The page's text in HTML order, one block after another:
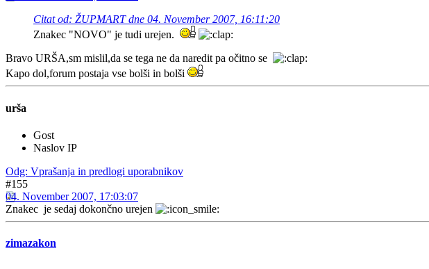
Citat od: ŽUPMART dne 04. November 2007, 16:11:20
Znakec "NOVO" je tudi urejen.
Bravo URŠA,sm mislil,da se tega ne da naredit pa očitno se
Kapo dol,forum postaja vse bolši in bolši
urša
Gost
Naslov IP
Odg: Vprašanja in predlogi uporabnikov
#155
04. November 2007, 17:03:07
Znakec je sedaj dokončno urejen
zimazakon